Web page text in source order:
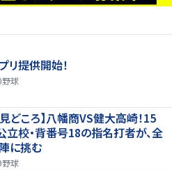
リ提供開始！
野球
どころ】八幡商VS健大高崎！15
立校・背番号18の指名打者が、全
に挑む
野球